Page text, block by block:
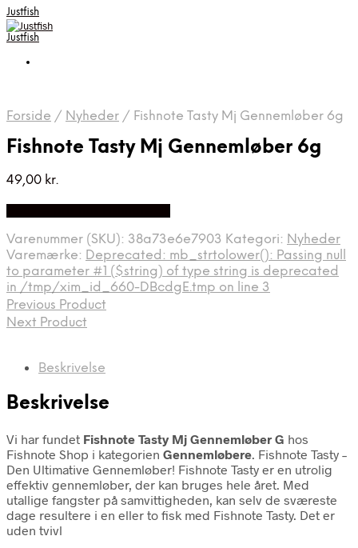
Justfish
Justfish
Forside / Nyheder / Fishnote Tasty Mj Gennemløber 6g
Fishnote Tasty Mj Gennemløber 6g
49,00 kr.
Varenummer (SKU): 38a73e6e7903 Kategori: Nyheder
Varemærke: Deprecated: mb_strtolower(): Passing null
to parameter #1 ($string) of type string is deprecated
in /tmp/xim_id_660-DBcdgE.tmp on line 3
Previous Product
Next Product
Beskrivelse
Beskrivelse
Vi har fundet Fishnote Tasty Mj Gennemløber G hos
Fishnote Shop i kategorien Gennemløbere. Fishnote Tasty –
Den Ultimative Gennemløber! Fishnote Tasty er en utrolig
effektiv gennemløber, der kan bruges hele året. Med
utallige fangster på samvittigheden, kan selv de sværeste
dage resultere i en eller to fisk med Fishnote Tasty. Det er
uden tvivl